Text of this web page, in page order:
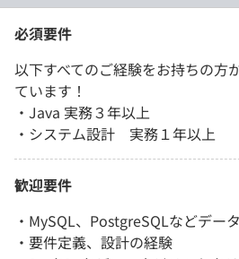
必須要件
以下すべてのご経験をお持ちの方
ています！
・Java 実務３年以上
・システム設計 実務１年以上
歓迎要件
・MySQL、PostgreSQLなどデー
・要件定義、設計の経験